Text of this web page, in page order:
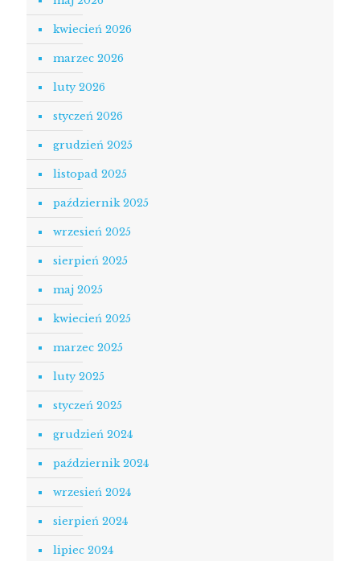
kwiecień 2026
marzec 2026
luty 2026
styczeń 2026
grudzień 2025
listopad 2025
październik 2025
wrzesień 2025
sierpień 2025
maj 2025
kwiecień 2025
marzec 2025
luty 2025
styczeń 2025
grudzień 2024
październik 2024
wrzesień 2024
sierpień 2024
lipiec 2024